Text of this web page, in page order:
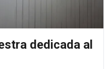
dedicada al